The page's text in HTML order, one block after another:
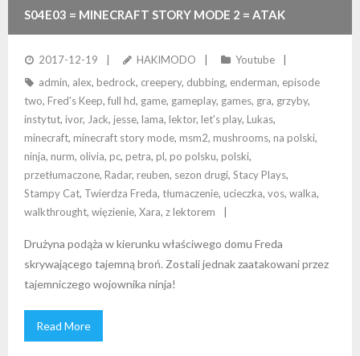
S04E03 = MINECRAFT STORY MODE 2 = ATAK
WOJOWNIKA NINJA
2017-12-19 HAKIMODO
Youtube
admin, alex, bedrock, creepery, dubbing, enderman, episode
two, Fred's Keep, full hd, game, gameplay, games, gra, grzyby,
instytut, ivor, Jack, jesse, lama, lektor, let's play, Lukas,
minecraft, minecraft story mode, msm2, mushrooms, na polski,
ninja, nurm, olivia, pc, petra, pl, po polsku, polski,
przetłumaczone, Radar, reuben, sezon drugi, Stacy Plays,
Stampy Cat, Twierdza Freda, tłumaczenie, ucieczka, vos, walka,
walkthrought, więzienie, Xara, z lektorem
Drużyna podąża w kierunku właściwego domu Freda
skrywającego tajemną broń. Zostali jednak zaatakowani przez
tajemniczego wojownika ninja!
Read More